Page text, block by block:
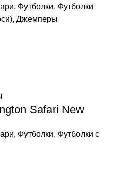
, Футболки, Футболки
, Джемперы
Safari New
, Футболки, Футболки с